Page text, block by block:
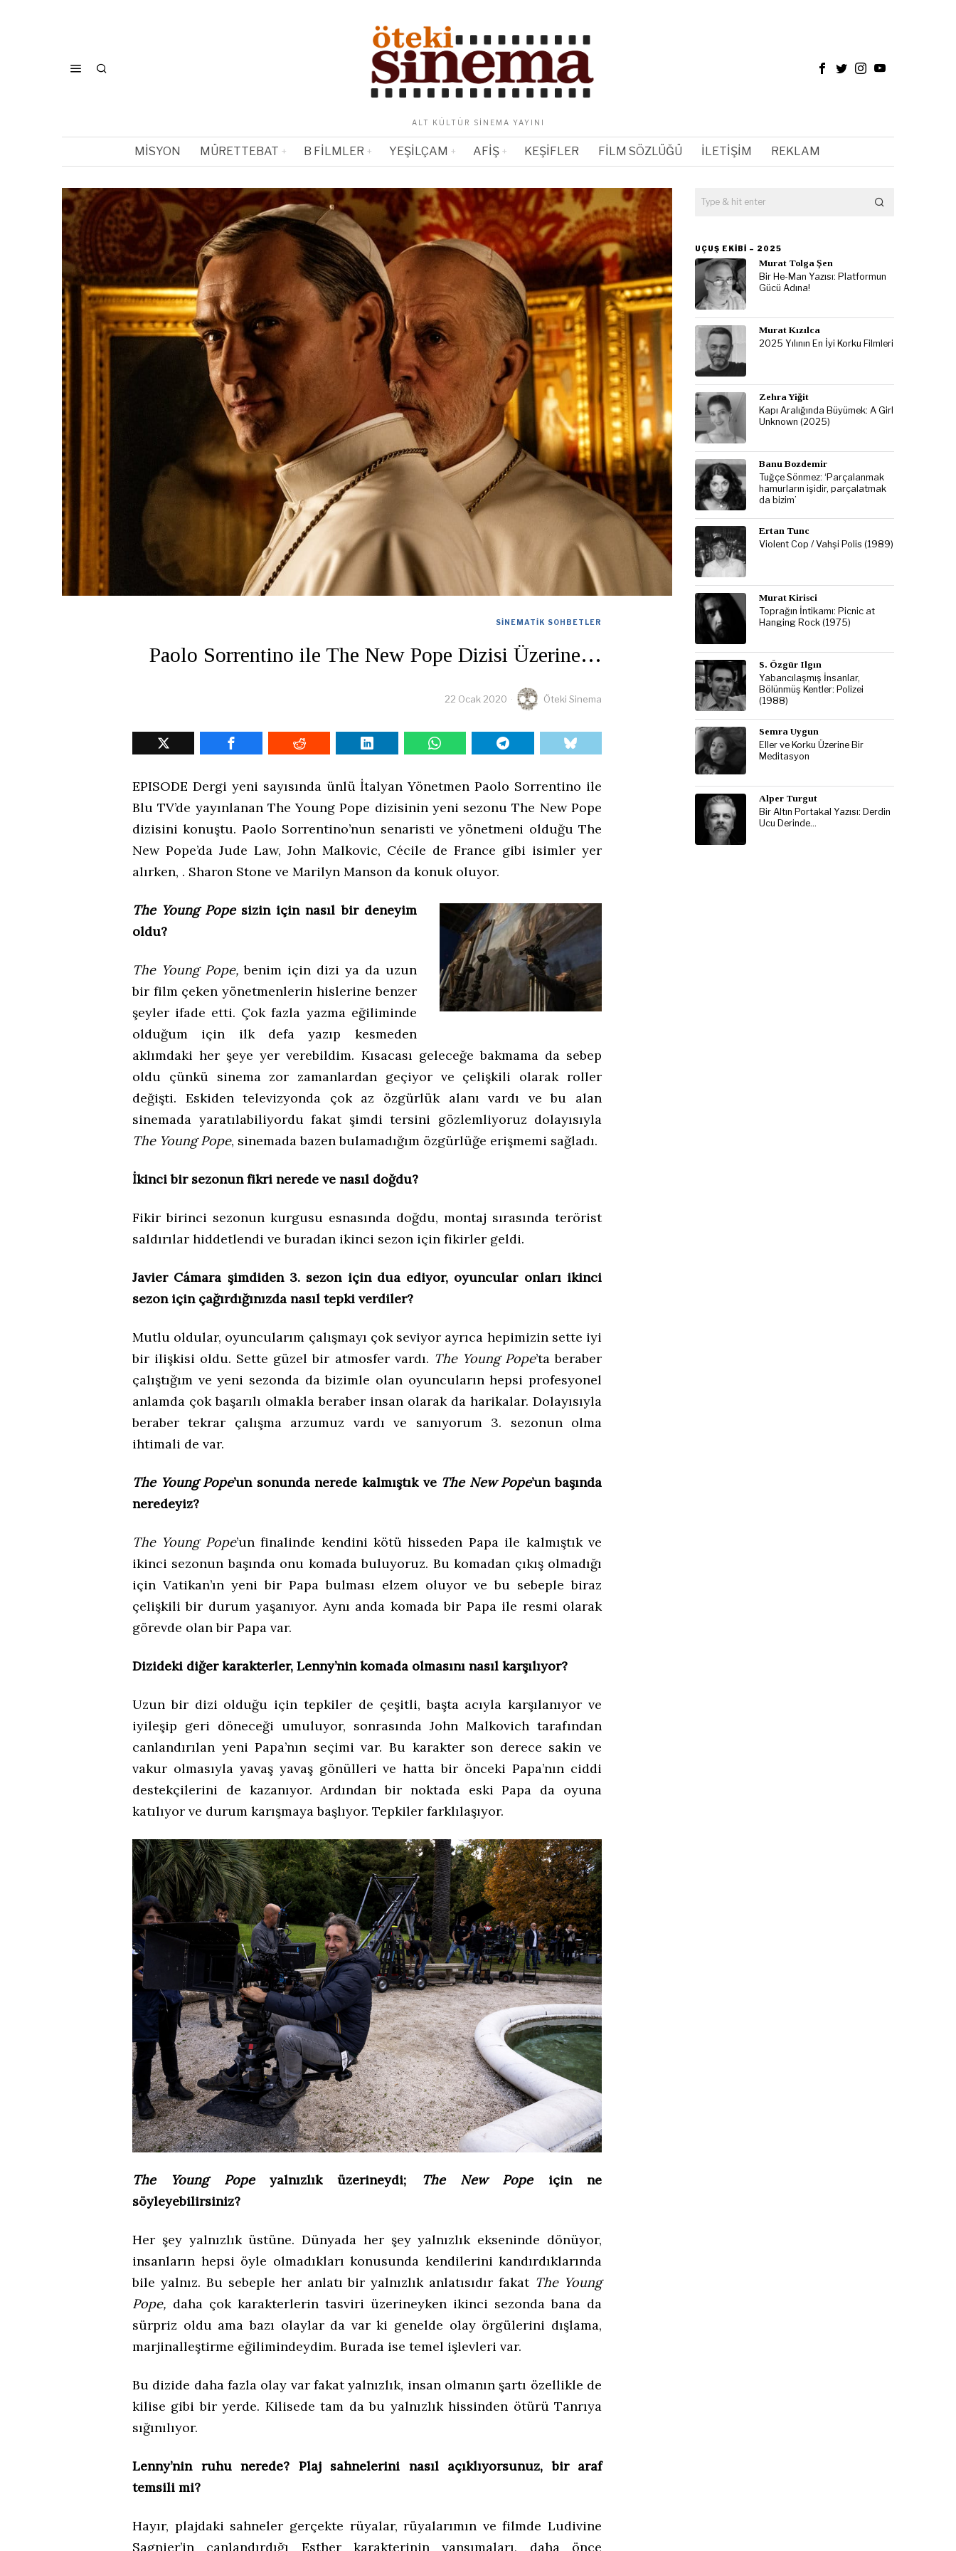
ALT KÜLTÜR SINEMA YAYINI
MISYON MÜRETTEBAT B FILMLER YEŞILÇAM AFIŞ KEŞIFLER FILM SÖZLÜĞÜ İLETIŞIM REKLAM
SINEMATIK SOHBETLER
Paolo Sorrentino ile The New Pope Dizisi Üzerine…
22 Ocak 2020 Öteki Sinema
EPISODE Dergi yeni sayısında ünlü İtalyan Yönetmen Paolo Sorrentino ile
Blu TV’de yayınlanan The Young Pope dizisinin yeni sezonu The New Pope
dizisini konuştu. Paolo Sorrentino’nun senaristi ve yönetmeni olduğu The
New Pope’da Jude Law, John Malkovic, Cécile de France gibi isimler yer
alırken, . Sharon Stone ve Marilyn Manson da konuk oluyor.
The Young Pope sizin için nasıl bir deneyim
oldu?
The Young Pope, benim için dizi ya da uzun
bir film çeken yönetmenlerin hislerine benzer
şeyler ifade etti. Çok fazla yazma eğiliminde
olduğum için ilk defa yazıp kesmeden
aklımdaki her şeye yer verebildim. Kısacası geleceğe bakmama da sebep
oldu çünkü sinema zor zamanlardan geçiyor ve çelişkili olarak roller
değişti. Eskiden televizyonda çok az özgürlük alanı vardı ve bu alan
sinemada yaratılabiliyordu fakat şimdi tersini gözlemliyoruz dolayısıyla
The Young Pope, sinemada bazen bulamadığım özgürlüğe erişmemi sağladı.
İkinci bir sezonun fikri nerede ve nasıl doğdu?
Fikir birinci sezonun kurgusu esnasında doğdu, montaj sırasında terörist
saldırılar hiddetlendi ve buradan ikinci sezon için fikirler geldi.
Javier Cámara şimdiden 3. sezon için dua ediyor, oyuncular onları ikinci
sezon için çağırdığınızda nasıl tepki verdiler?
Mutlu oldular, oyuncularım çalışmayı çok seviyor ayrıca hepimizin sette iyi
bir ilişkisi oldu. Sette güzel bir atmosfer vardı. The Young Pope’ta beraber
çalıştığım ve yeni sezonda da bizimle olan oyuncuların hepsi profesyonel
anlamda çok başarılı olmakla beraber insan olarak da harikalar. Dolayısıyla
beraber tekrar çalışma arzumuz vardı ve sanıyorum 3. sezonun olma
ihtimali de var.
The Young Pope’un sonunda nerede kalmıştık ve The New Pope’un başında
neredeyiz?
The Young Pope’un finalinde kendini kötü hisseden Papa ile kalmıştık ve
ikinci sezonun başında onu komada buluyoruz. Bu komadan çıkış olmadığı
için Vatikan’ın yeni bir Papa bulması elzem oluyor ve bu sebeple biraz
çelişkili bir durum yaşanıyor. Aynı anda komada bir Papa ile resmi olarak
görevde olan bir Papa var.
Dizideki diğer karakterler, Lenny’nin komada olmasını nasıl karşılıyor?
Uzun bir dizi olduğu için tepkiler de çeşitli, başta acıyla karşılanıyor ve
iyileşip geri döneceği umuluyor, sonrasında John Malkovich tarafından
canlandırılan yeni Papa’nın seçimi var. Bu karakter son derece sakin ve
vakur olmasıyla yavaş yavaş gönülleri ve hatta bir önceki Papa’nın ciddi
destekçilerini de kazanıyor. Ardından bir noktada eski Papa da oyuna
katılıyor ve durum karışmaya başlıyor. Tepkiler farklılaşıyor.
The Young Popeyalnızlık üzerineydi; The New Popeiçin ne
söyleyebilirsiniz?
Her şey yalnızlık üstüne. Dünyada her şey yalnızlık ekseninde dönüyor,
insanların hepsi öyle olmadıkları konusunda kendilerini kandırdıklarında
bile yalnız. Bu sebeple her anlatı bir yalnızlık anlatısıdır fakat The Young
Pope, daha çok karakterlerin tasviri üzerineyken ikinci sezonda bana da
sürpriz oldu ama bazı olaylar da var ki genelde olay örgülerini dışlama,
marjinalleştirme eğilimindeydim. Burada ise temel işlevleri var.
Bu dizide daha fazla olay var fakat yalnızlık, insan olmanın şartı özellikle de
kilise gibi bir yerde. Kilisede tam da bu yalnızlık hissinden ötürü Tanrıya
sığınılıyor.
Lenny’nin ruhu nerede? Plaj sahnelerini nasıl açıklıyorsunuz, bir araf
temsili mi?
Hayır, plajdaki sahneler gerçekte rüyalar, rüyalarımın ve filmde Ludivine
Sagnier’in canlandırdığı Esther karakterinin yansımaları, daha önce
UÇUŞ EKIBI – 2025
Murat Tolga Şen
Bir He-Man Yazısı: Platformun
Gücü Adına!
Murat Kızılca
2025 Yılının En İyi Korku Filmleri
Zehra Yiğit
Kapı Aralığında Büyümek: A Girl
Unknown (2025)
Banu Bozdemir
Tuğçe Sönmez: ‘Parçalanmak
hamurların işidir, parçalatmak
da bizim’
Ertan Tunc
Violent Cop / Vahşi Polis (1989)
Murat Kirisci
Toprağın İntikamı: Picnic at
Hanging Rock (1975)
S. Özgür Ilgın
Yabancılaşmış İnsanlar,
Bölünmüş Kentler: Polizei
(1988)
Semra Uygun
Eller ve Korku Üzerine Bir
Meditasyon
Alper Turgut
Bir Altın Portakal Yazısı: Derdin
Ucu Derinde…